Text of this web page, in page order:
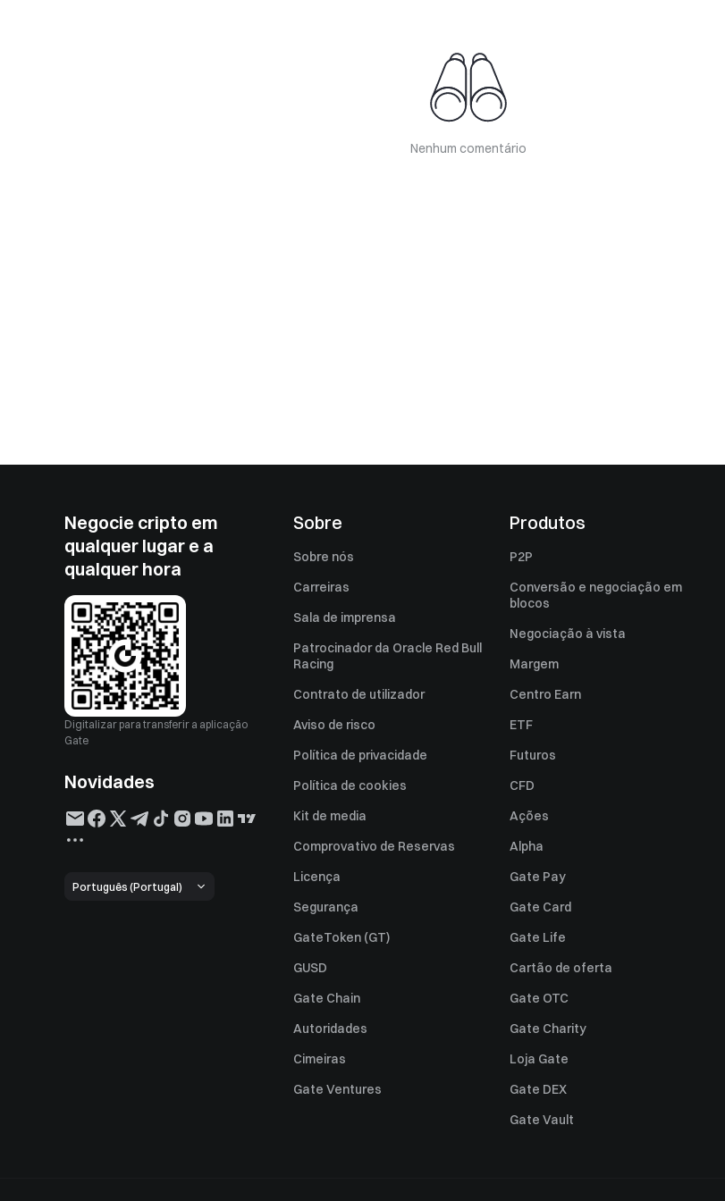
Nenhum comentário
Negocie cripto em
qualquer lugar e a
qualquer hora
Digitalizar para transferir a aplicação
Gate
Novidades
Português (Portugal)
Sobre
Sobre nós
Carreiras
Sala de imprensa
Patrocinador da Oracle Red Bull
Racing
Contrato de utilizador
Aviso de risco
Política de privacidade
Política de cookies
Kit de media
Comprovativo de Reservas
Licença
Segurança
GateToken (GT)
GUSD
Gate Chain
Autoridades
Cimeiras
Gate Ventures
Produtos
P2P
Conversão e negociação em
blocos
Negociação à vista
Margem
Centro Earn
ETF
Futuros
CFD
Ações
Alpha
Gate Pay
Gate Card
Gate Life
Cartão de oferta
Gate OTC
Gate Charity
Loja Gate
Gate DEX
Gate Vault